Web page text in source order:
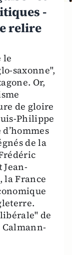
-
relire
le
saxonne",
Or,
de gloire
Philippe
de la
la France
de